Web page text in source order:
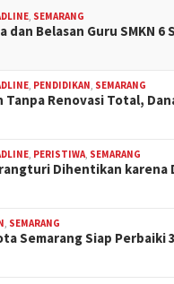
, SEMARANG
dan Belasan Guru SMKN
, PENDIDIKAN, SEMARANG
Tanpa Renovasi Total,
, PERISTIWA, SEMARANG
Dihentikan
, SEMARANG
Semarang Siap Perbaiki